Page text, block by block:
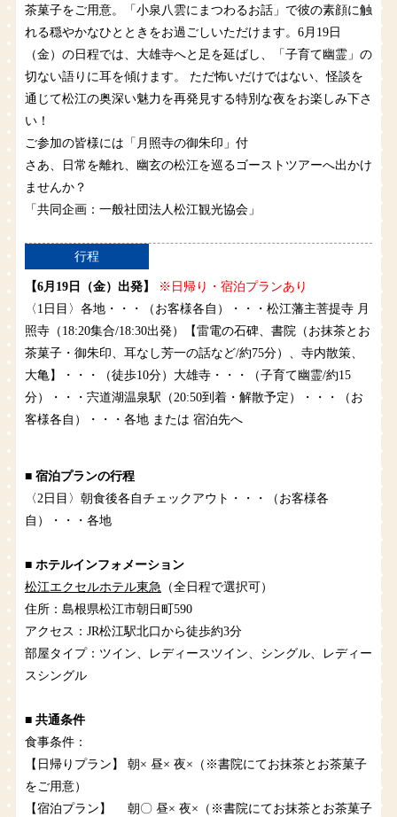
茶菓子をご用意。「小泉八雲にまつわるお話」で彼の素顔に触
れる穏やかなひとときをお過ごしいただけます。6月19日
（金）の日程では、大雄寺へと足を延ばし、「子育て幽霊」の
切ない語りに耳を傾けます。 ただ怖いだけではない、怪談を
通じて松江の奥深い魅力を再発見する特別な夜をお楽しみ下さ
い！
ご参加の皆様には「月照寺の御朱印」付
さあ、日常を離れ、幽玄の松江を巡るゴーストツアーへ出かけ
ませんか？
「共同企画：一般社団法人松江観光協会」
行程
【6月19日（金）出発】
※日帰り・宿泊プランあり
〈1日目〉各地・・・（お客様各自）・・・松江藩主菩提寺 月
照寺（18:20集合/18:30出発）【雷電の石碑、書院（お抹茶とお
茶菓子・御朱印、耳なし芳一の話など/約75分）、寺内散策、
大亀】・・・（徒歩10分）大雄寺・・・（子育て幽霊/約15
分）・・・宍道湖温泉駅（20:50到着・解散予定）・・・（お
客様各自）・・・各地 または 宿泊先へ
■ 宿泊プランの行程
〈2日目〉朝食後各自チェックアウト・・・（お客様各
自）・・・各地
■ ホテルインフォメーション
松江エクセルホテル東急 （全日程で選択可）
住所：島根県松江市朝日町590
アクセス：JR松江駅北口から徒歩約3分
部屋タイプ：ツイン、レディースツイン、シングル、レディー
スシングル
■ 共通条件
食事条件：
【日帰りプラン】 朝× 昼× 夜×（※書院にてお抹茶とお茶菓子
をご用意）
【宿泊プラン】 朝〇 昼× 夜×（※書院にてお抹茶とお茶菓子